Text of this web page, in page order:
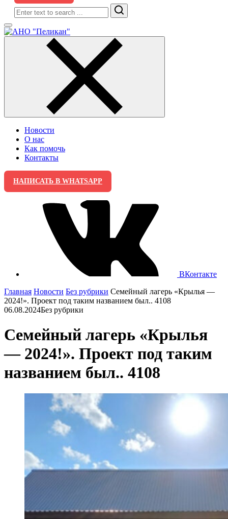
Search
Новости
О нас
Как помочь
Контакты
НАПИСАТЬ В WHATSAPP
ВКонтакте
Главная Новости Без рубрики Семейный лагерь «Крылья —
2024!». Проект под таким названием был.. 4108
06.08.2024Без рубрики
Семейный лагерь «Крылья
— 2024!». Проект под таким
названием был.. 4108